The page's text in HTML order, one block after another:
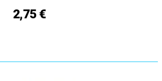
2,75 €